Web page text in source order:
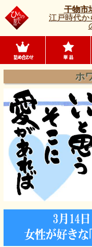
干物市
江戸時代か
ホ